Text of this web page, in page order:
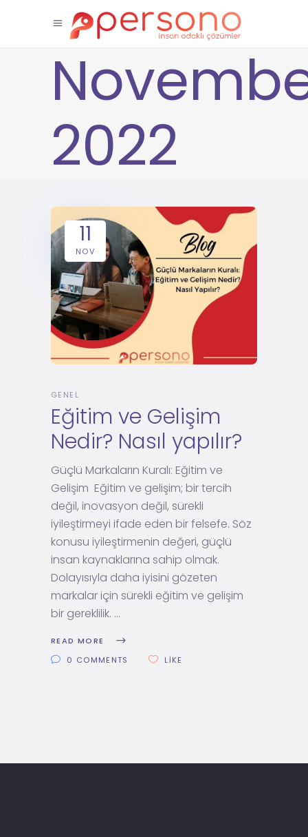
2022
11
NOV
GENEL
Eğitim ve Gelişim
Nedir? Nasıl yapılır?
Güçlü Markaların Kuralı: Eğitim ve
Gelişim Eğitim ve gelişim; bir tercih
değil, inovasyon değil, sürekli
iyileştirmeyi ifade eden bir felsefe. Söz
konusu iyileştirmenin değeri, güçlü
insan kaynaklarına sahip olmak.
Dolayısıyla daha iyisini gözeten
markalar için sürekli eğitim ve gelişim
bir gereklilik.
READ MORE
0 COMMENTS
LIKE